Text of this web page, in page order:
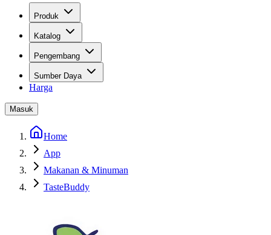
Produk
Katalog
Pengembang
Sumber Daya
Harga
Masuk
Home
App
Makanan & Minuman
TasteBuddy